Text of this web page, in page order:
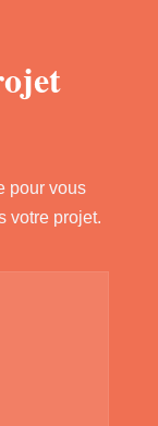
pour vous
votre projet.